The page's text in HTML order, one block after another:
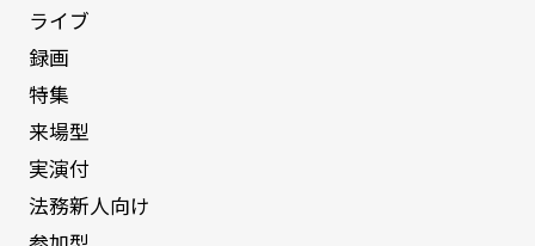
ライブ
録画
特集
来場型
実演付
法務新人向け